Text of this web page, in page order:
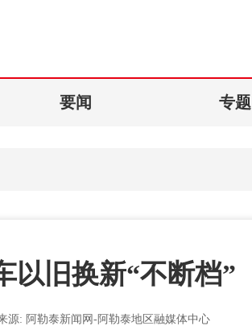
要闻 专题
以旧换新“不断档”
源: 阿勒泰新闻网-阿勒泰地区融媒体中心